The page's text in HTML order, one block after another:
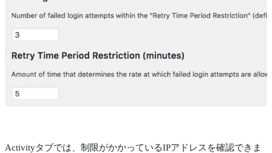
Activityタブでは、制限がかかっているIPアドレスを確認できま